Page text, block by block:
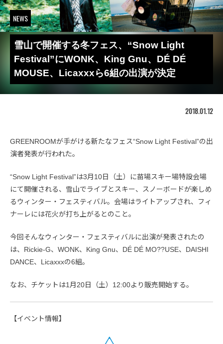
NEWS
雪山で開催する冬フェス、“Snow Light
Festival”にWONK、King Gnu、DÉ DÉ
MOUSE、Licaxxxら6組の出演が決定
2018.01.12
GREENROOMが手がける新たなフェス“Snow Light Festival”の出
演者発表が行われた。
“Snow Light Festival”は3月10日（土）に苗場スキー場特設会場
にて開催される、雪山でライブとスキー、スノーボードが楽しめ
るウィンター・フェスティバル。会場はライトアップされ、フィ
ナーレには花火が打ち上がるとのこと。
今回そんなウィンター・フェスティバルに出演が発表されたの
は、Rickie-G、WONK、King Gnu、DÉ DÉ MO??USE、DAISHI
DANCE、Licaxxxの6組。
なお、チケットは1月20日（土）12:00より販売開始する。
【イベント情報】